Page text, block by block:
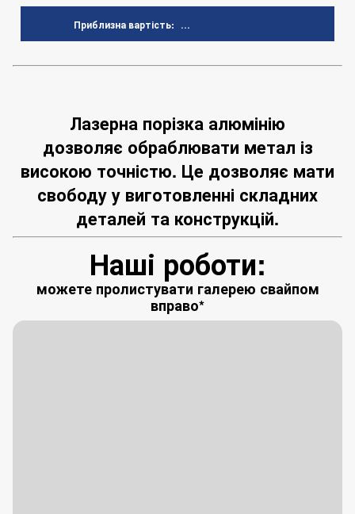
Приблизна вартість: ...
Лазерна порізка алюмінію
дозволяє обраблювати метал із
високою точністю. Це дозволяє мати
свободу у виготовленні складних
деталей та конструкцій.
Наші роботи:
можете пролистувати галерею свайпом
вправо*